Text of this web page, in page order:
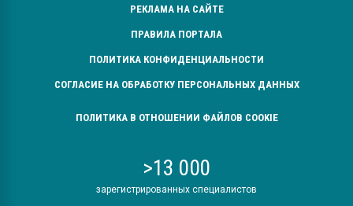
РЕКЛАМА НА САЙТЕ
ПРАВИЛА ПОРТАЛА
ПОЛИТИКА КОНФИДЕНЦИАЛЬНОСТИ
СОГЛАСИЕ НА ОБРАБОТКУ ПЕРСОНАЛЬНЫХ ДАННЫХ
ПОЛИТИКА В ОТНОШЕНИИ ФАЙЛОВ COOKIE
>13 000
зарегистрированных специалистов